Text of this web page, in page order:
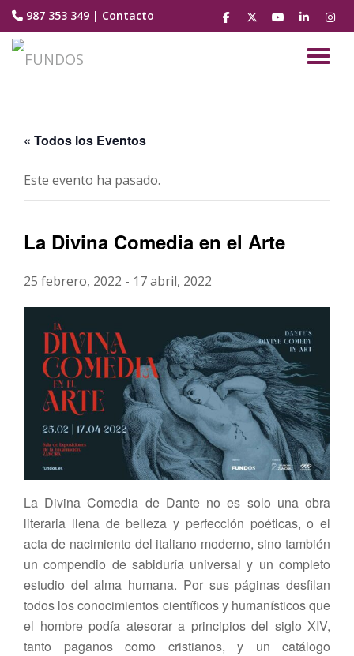
Saltar
contenido
987 353 349 | Contacto
fa-
facebook
fa-
brands
fa-
youtube-
fa-
linkedin
fa-
« Todos los Eventos
Este evento ha pasado.
La Divina Comedia en el Arte
25 febrero, 2022 - 17 abril, 2022
La Divina Comedia de Dante no es solo una obra
literaria llena de belleza y perfección poéticas, o el
acta de nacimiento del italiano moderno, sino también
un compendio de sabiduría universal y un completo
estudio del alma humana. Por sus páginas desfilan
todos los conocimientos científicos y humanísticos que
el hombre podía atesorar a principios del siglo XIV,
tanto paganos como cristianos, y un catálogo